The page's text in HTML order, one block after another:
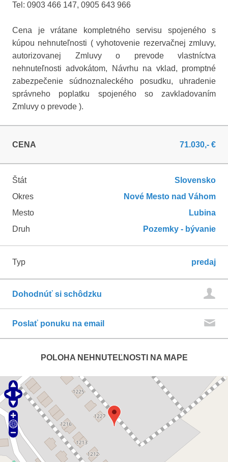
Tel: 0903 466 147, 0905 643 966
Cena je vrátane kompletného servisu spojeného s
kúpou nehnuteľnosti ( vyhotovenie rezervačnej zmluvy,
autorizovanej Zmluvy o prevode vlastníctva
nehnuteľnosti advokátom, Návrhu na vklad, promptné
zabezpečenie súdnoznaleckého posudku, uhradenie
správneho poplatku spojeného so zavkladovaním
Zmluvy o prevode ).
CENA 71.030,- €
Štát
Slovensko
Okres
Nové Mesto nad Váhom
Mesto
Lubina
Druh
Pozemky - bývanie
Typ predaj
Dohodnúť si schôdzku
Poslať ponuku na email
POLOHA NEHNUTEĽNOSTI NA MAPE